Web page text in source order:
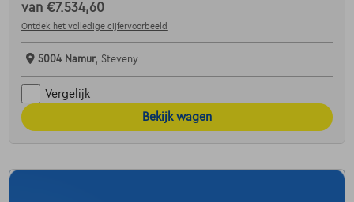
van €7.534,60
Ontdek het volledige cijfervoorbeeld
5004 Namur, Steveny
Vergelijk
Bekijk wagen